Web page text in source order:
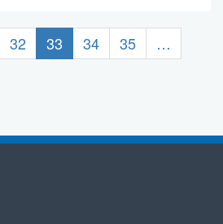
32 33 34 35
…